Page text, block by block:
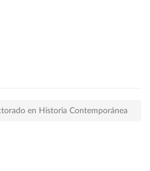
en Historia Contemporánea